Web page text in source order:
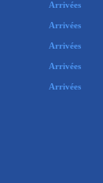
Arrivées
Arrivées
Arrivées
Arrivées
Arrivées